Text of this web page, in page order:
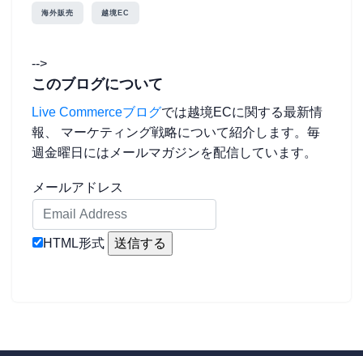
海外販売 越境EC
-->
このブログについて
Live Commerceブログでは越境ECに関する最新情
報、 マーケティング戦略について紹介します。毎
週金曜日にはメールマガジンを配信しています。
メールアドレス
HTML形式